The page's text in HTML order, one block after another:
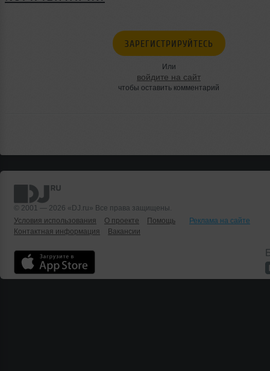
ЗАРЕГИСТРИРУЙТЕСЬ
Или
войдите на сайт
чтобы оставить комментарий
© 2001 — 2026 «DJ.ru» Все права защищены.
Условия использования
О проекте Помощь
Реклама на сайте
Контактная информация
Вакансии